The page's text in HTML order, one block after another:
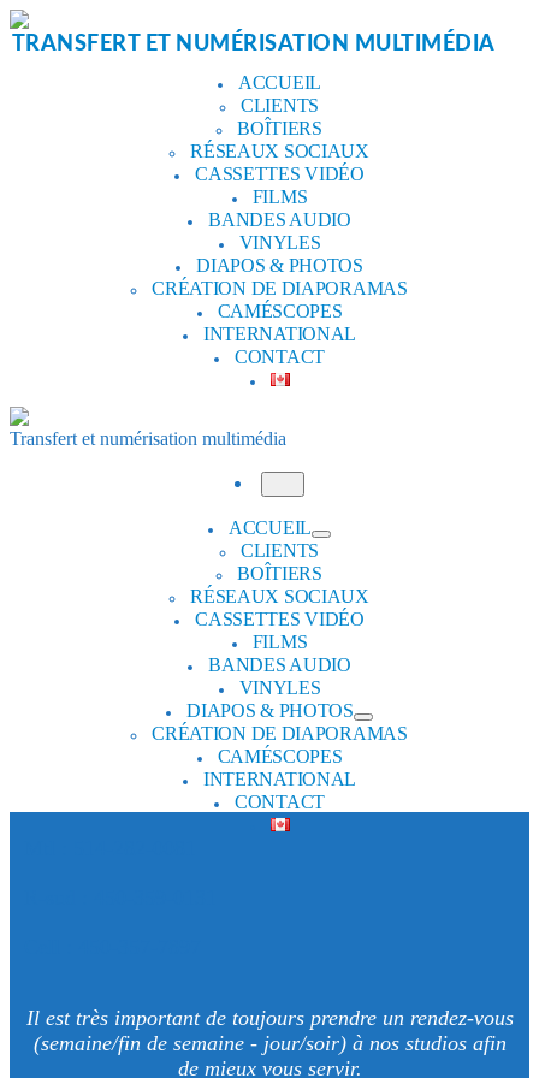
Aller
auTRANSFERT ET NUMÉRISATION MULTIMÉDIA
ACCUEIL
CLIENTS
BOÎTIERS
RÉSEAUX SOCIAUX
CASSETTES VIDÉO
FILMS
BANDES AUDIO
VINYLES
DIAPOS & PHOTOS
CRÉATION DE DIAPORAMAS
CAMÉSCOPES
INTERNATIONAL
CONTACT
Transfert et numérisation multimédia
ACCUEIL
CLIENTS
BOÎTIERS
RÉSEAUX SOCIAUX
CASSETTES VIDÉO
FILMS
BANDES AUDIO
VINYLES
DIAPOS & PHOTOS
CRÉATION DE DIAPORAMAS
CAMÉSCOPES
INTERNATIONAL
CONTACT
Il est très important de toujours prendre un rendez-vous
(semaine/fin de semaine - jour/soir) à nos studios afin
de mieux vous servir.